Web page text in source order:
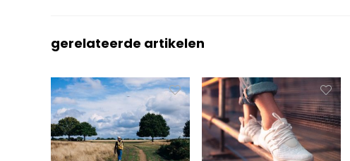
gerelateerde artikelen